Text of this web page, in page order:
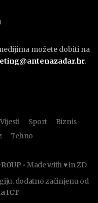
možete dobiti na
.
Vijesti Sport
Biznis
Tehno
• Made with ♥ in ZD
dodatno začinjenu od
ICT